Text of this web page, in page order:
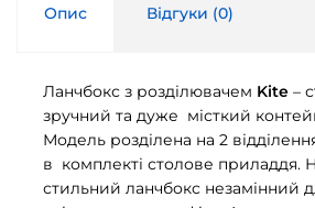
Опис Відгуки (0)
Ланчбокс з розділювачем Kite –
зручний та дуже місткий
Модель розділена на 2
в комплекті столове приладдя.
стильний ланчбокс незамінний